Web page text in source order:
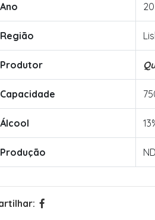
Ano
Região
Produtor
Capacidade
Álcool
Produção ND